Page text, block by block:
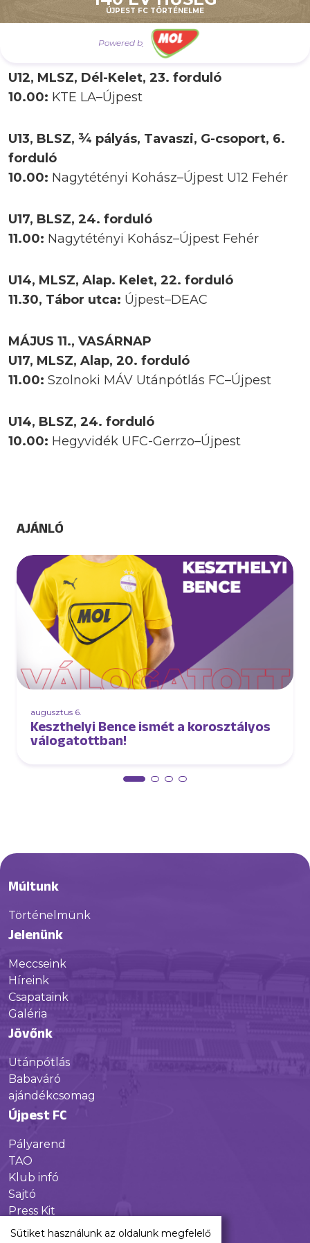
ÚJPEST FC TÖRTÉNELME
Powered by
U13, MLSZ, Dél-Kelet, 23. forduló
U12, MLSZ, Dél-Kelet, 23. forduló
10.00: KTE LA–Újpest
U13, BLSZ, ¾ pályás, Tavaszi, G-csoport, 6.
forduló
10.00: Nagytétényi Kohász–Újpest U12 Fehér
U17, BLSZ, 24. forduló
11.00: Nagytétényi Kohász–Újpest Fehér
U14, MLSZ, Alap. Kelet, 22. forduló
11.30, Tábor utca: Újpest–DEAC
MÁJUS 11., VASÁRNAP
U17, MLSZ, Alap, 20. forduló
11.00: Szolnoki MÁV Utánpótlás FC–Újpest
U14, BLSZ, 24. forduló
10.00: Hegyvidék UFC-Gerrzo–Újpest
AJÁNLÓ
augusztus 6.
Keszthelyi Bence ismét a korosztályos
válogatottban!
Múltunk
Történelmünk
Jelenünk
Meccseink
Híreink
Csapataink
Galéria
Jövőnk
Utánpótlás
Babaváró
ajándékcsomag
Újpest FC
Pályarend
TAO
Klub infó
Sajtó
Press Kit
Újpest FC Shop
Sütiket használunk az oldalunk megfelelő